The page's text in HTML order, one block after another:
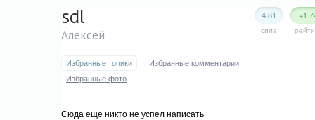
4.81
сила
sdl
Алексей
Избранные топики
Избранные комментарии
Избранные фото
Сюда еще никто не успел написать